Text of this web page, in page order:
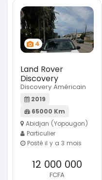
4
Land Rover
Discovery
Discovery Américain
2019
65000 Km
Abidjan (Yopougon)
Particulier
Posté il y a 3 mois
12 000 000
FCFA